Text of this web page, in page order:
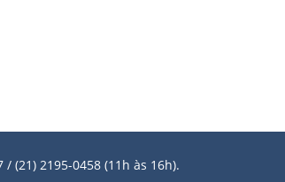
(21) 2195-0458 (11h às 16h).